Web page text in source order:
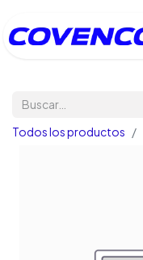
Todos los productos